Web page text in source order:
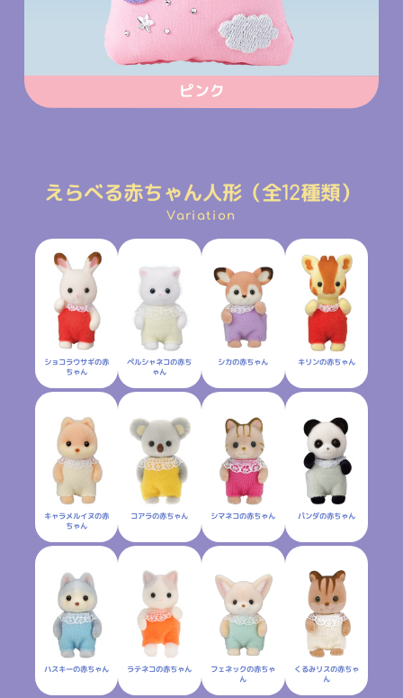
ピンク
えらべる赤ちゃん人形（全12種類）
Variation
ショコラウサギの赤
ちゃん
ペルシャネコの赤ち
ゃん
シカの赤ちゃん キリンの赤ちゃん
キャラメルイヌの赤
ちゃん
コアラの赤ちゃん シマネコの赤ちゃん パンダの赤ちゃん
ハスキーの赤ちゃん ラテネコの赤ちゃん フェネックの赤ちゃ
ん
くるみリスの赤ちゃ
ん